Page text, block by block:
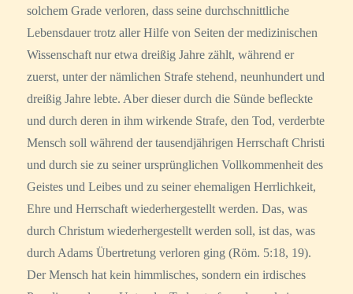
solchem Grade verloren, dass seine durchschnittliche
Lebensdauer trotz aller Hilfe von Seiten der medizinischen
Wissenschaft nur etwa dreißig Jahre zählt, während er
zuerst, unter der nämlichen Strafe stehend, neunhundert und
dreißig Jahre lebte. Aber dieser durch die Sünde befleckte
und durch deren in ihm wirkende Strafe, den Tod, verderbte
Mensch soll während der tausendjährigen Herrschaft Christi
und durch sie zu seiner ursprünglichen Vollkommenheit des
Geistes und Leibes und zu seiner ehemaligen Herrlichkeit,
Ehre und Herrschaft wiederhergestellt werden. Das, was
durch Christum wiederhergestellt werden soll, ist das, was
durch Adams Übertretung verloren ging (Röm. 5:18, 19).
Der Mensch hat kein himmlisches, sondern ein irdisches